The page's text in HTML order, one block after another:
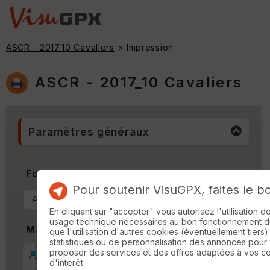
ASCR - 2017_10 Cavaliers > Impression
ASCR - 2017_10 Cavaliers
Paramètres généraux
Format & Orientation
Marges
Marge d'impression cm
Pour soutenir VisuGPX, faites le
En cliquant sur "accepter" vous autorisez l'utilisation
usage technique nécessaires au bon fonctionnement
que l'utilisation d'autres cookies (éventuellement
statistiques ou de personnalisation des annonces pour
proposer des services et des offres adaptées à vos
d'interêt.